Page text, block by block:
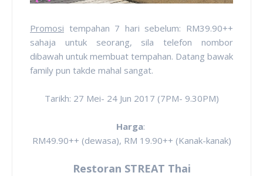
Promosi tempahan 7 hari sebelum: RM39.90++
sahaja untuk seorang, sila telefon nombor
dibawah untuk membuat tempahan. Datang bawak
family pun takde mahal sangat.
Tarikh: 27 Mei- 24 Jun 2017 (7PM- 9.30PM)
Harga:
RM49.90++ (dewasa), RM 19.90++ (Kanak-kanak)
Restoran STREAT Thai